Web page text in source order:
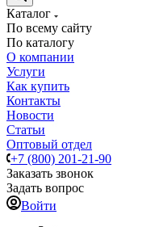
Каталог
По всему сайту
По каталогу
О компании
Услуги
Как купить
Контакты
Новости
Статьи
Оптовый отдел
+7 (800) 201-21-90
Заказать звонок
Задать вопрос
Войти